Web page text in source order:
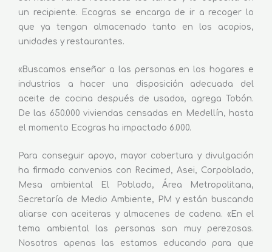
un recipiente. Ecogras se encarga de ir a recoger lo
que ya tengan almacenado tanto en los acopios,
unidades y restaurantes.
«Buscamos enseñar a las personas en los hogares e
industrias a hacer una disposición adecuada del
aceite de cocina después de usado», agrega Tobón.
De las 650.000 viviendas censadas en Medellín, hasta
el momento Ecogras ha impactado 6.000.
Para conseguir apoyo, mayor cobertura y divulgación
ha firmado convenios con Recimed, Asei, Corpoblado,
Mesa ambiental El Poblado, Área Metropolitana,
Secretaría de Medio Ambiente, PM y están buscando
aliarse con aceiteras y almacenes de cadena. «En el
tema ambiental las personas son muy perezosas.
Nosotros apenas las estamos educando para que